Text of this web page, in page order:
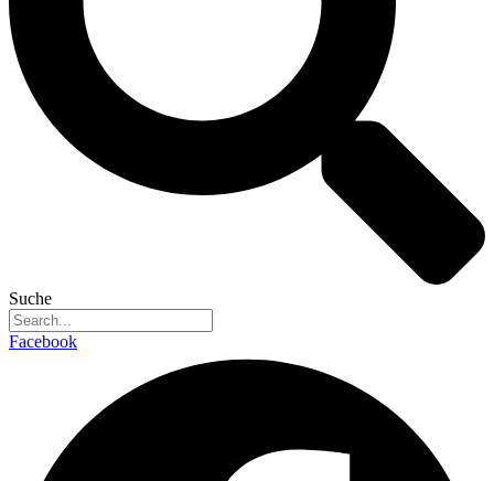
Suche
Facebook